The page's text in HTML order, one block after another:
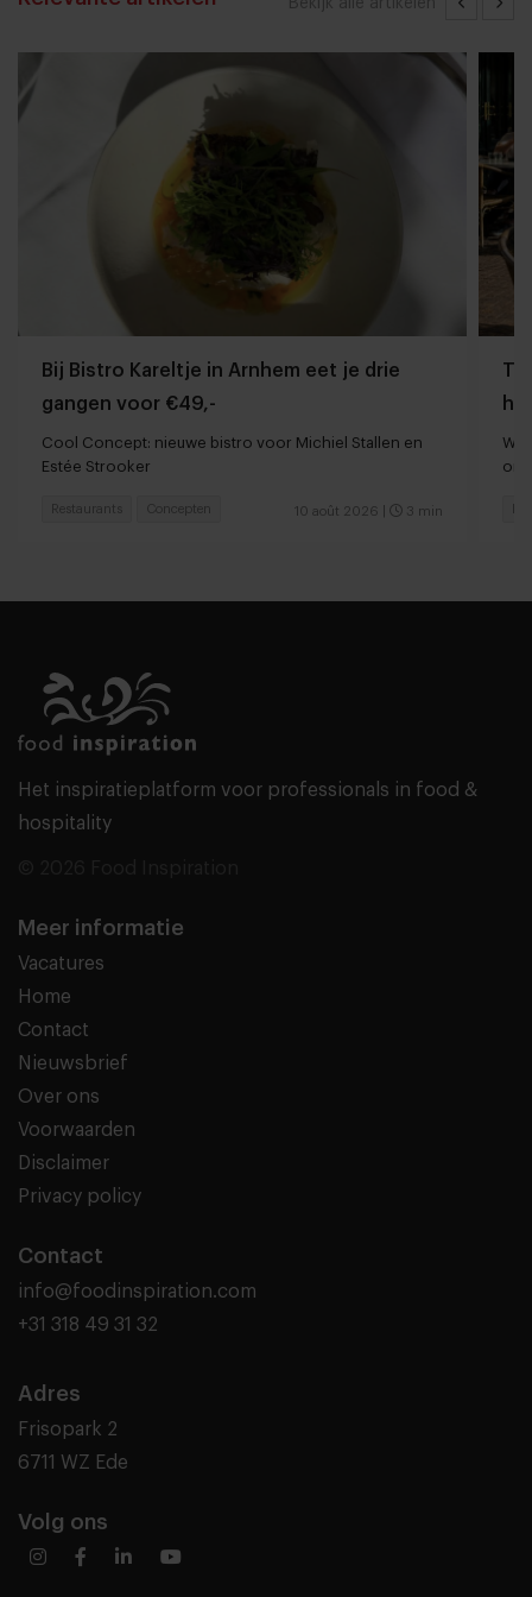
Bekijk alle artikelen
Bij Bistro Kareltje in Arnhem eet je drie
gangen voor €49,-
Cool Concept: nieuwe bistro voor Michiel Stallen en
Estée Strooker
10 août 2026 3 min
Restaurants Concepten
Het inspiratieplatform voor professionals in food &
hospitality
Meer informatie
Vacatures
Home
Contact
Nieuwsbrief
Over ons
Voorwaarden
Disclaimer
Privacy policy
Contact
info@foodinspiration.com
+31 318 49 31 32
Adres
Frisopark 2
6711 WZ Ede
Volg ons